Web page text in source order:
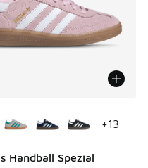
Handball Spezial
24 €
+13